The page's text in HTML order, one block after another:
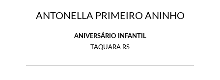
ANTONELLA PRIMEIRO ANINHO
ANIVERSÁRIO INFANTIL
TAQUARA RS